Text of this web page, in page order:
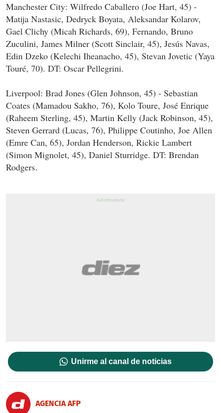
Manchester City: Wilfredo Caballero (Joe Hart, 45) -
Matija Nastasic, Dedryck Boyata, Aleksandar Kolarov,
Gael Clichy (Micah Richards, 69), Fernando, Bruno
Zuculini, James Milner (Scott Sinclair, 45), Jesús Navas,
Edin Dzeko (Kelechi Iheanacho, 45), Stevan Jovetic (Yaya
Touré, 70). DT: Oscar Pellegrini.
Liverpool: Brad Jones (Glen Johnson, 45) - Sebastian
Coates (Mamadou Sakho, 76), Kolo Toure, José Enrique
(Raheem Sterling, 45), Martin Kelly (Jack Robinson, 45),
Steven Gerrard (Lucas, 76), Philippe Coutinho, Joe Allen
(Emre Can, 65), Jordan Henderson, Rickie Lambert
(Simon Mignolet, 45), Daniel Sturridge. DT: Brendan
Rodgers.
Unirme al canal de noticias
AGENCIA AFP